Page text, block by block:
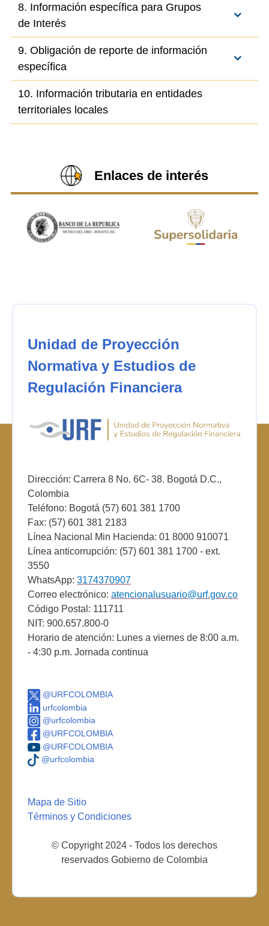
8. Información específica para Grupos
de Interés
9. Obligación de reporte de información
específica
10. Información tributaria en entidades
territoriales locales
Enlaces de interés
Unidad de Proyección
Normativa y Estudios de
Regulación Financiera
Dirección: Carrera 8 No. 6C- 38. Bogotá D.C.,
Colombia
Teléfono: Bogotá (57) 601 381 1700
Fax: (57) 601 381 2183
Línea Nacional Min Hacienda: 01 8000 910071
Línea anticorrupción: (57) 601 381 1700 - ext.
3550
WhatsApp: 3174370907
Correo electrónico: atencionalusuario@urf.gov.co
Código Postal: 111711
NIT: 900.657.800-0
Horario de atención: Lunes a viernes de 8:00 a.m.
- 4:30 p.m. Jornada continua
@URFCOLOMBIA
urfcolombia
@urfcolombia
@URFCOLOMBIA
@URFCOLOMBIA
@urfcolombia
Mapa de Sitio
Términos y Condiciones
© Copyright 2024 - Todos los derechos
reservados Gobierno de Colombia